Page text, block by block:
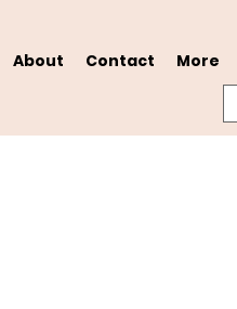
About Contact More